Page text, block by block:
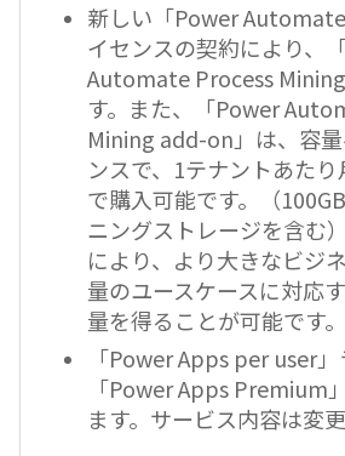
新しい「Power
イセンスの契約により、
Automate Process
す。また、「Power
Mining add-on」は、容
ンスで、1テナントあた
で購入可能です。（
ニングストレージを含む
により、より大きなビジ
量のユースケースに対応
量を得ることが可能です。
「Power Apps per user」
「Power Apps Premium
ます。サービス内容は変